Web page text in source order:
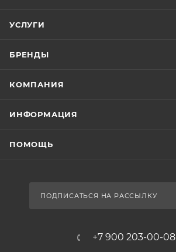
УСЛУГИ
БРЕНДЫ
КОМПАНИЯ
ИНФОРМАЦИЯ
ПОМОЩЬ
ПОДПИСАТЬСЯ НА РАССЫЛКУ
+7 900 203-00-08